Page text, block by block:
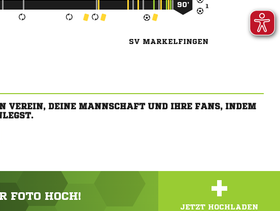

90’
SV MARKELFINGEN
VEREIN, DEINE MANNSCHAFT UND IHRE FANS, INDEM
FOTO HOCH! +
JETZT HOCHLADEN